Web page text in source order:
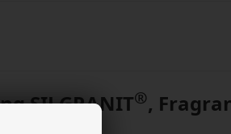
SILGRANIT®,